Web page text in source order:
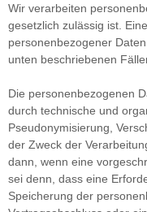
Wir verarbeiten
gesetzlich zulässig ist.
personenbezogener
unten beschriebenen
Die personenbezogenen
durch technische und
Pseudonymisierung,
der Zweck der
dann, wenn eine
sei denn, dass eine
Speicherung der